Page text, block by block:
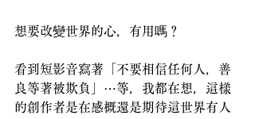
想要改變世界的心，有用嗎？
看到短影音寫著「不要相信任何人，善
良等著被欺負」⋯等，我都在想，這樣
的創作者是在感概還是期待這世界有人